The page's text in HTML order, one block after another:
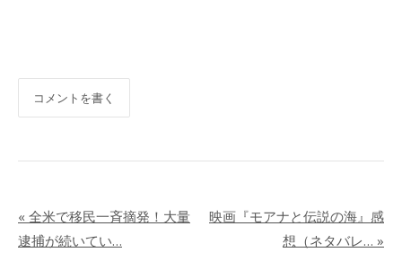
コメントを書く
« 全米で移民一斉摘発！大量
逮捕が続いてい…
映画『モアナと伝説の海』感
想（ネタバレ… »